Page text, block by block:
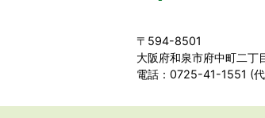
〒594-8501
大阪府和泉市府中町二丁
電話：0725-41-1551 (